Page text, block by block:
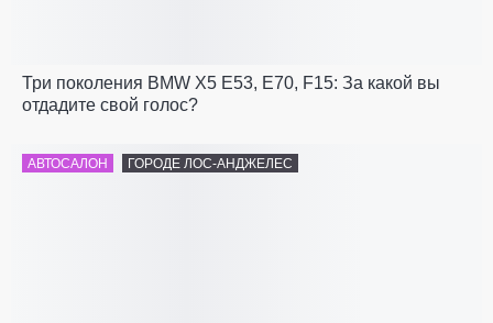
Три поколения BMW X5 E53, E70, F15: За какой вы
отдадите свой голос?
АВТОСАЛОН ГОРОДЕ ЛОС-АНДЖЕЛЕС